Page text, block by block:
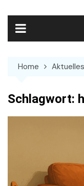
content
Home Aktuelles
Schlagwort: